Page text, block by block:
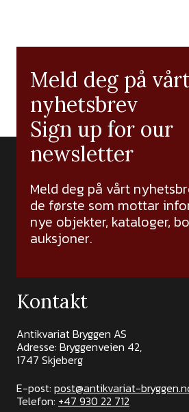
Meld deg på
nyhetsbrev
Sign up for our
newsletter
Meld deg på vårt
de første som mottar
nye objekter, kataloger,
auksjoner.
Kontakt
Antikvariat Bryggen AS
Adresse: Bryggenveien 42,
1747 Skjeberg
E-post: post@antikvariat-
Telefon: +47 930 22 712